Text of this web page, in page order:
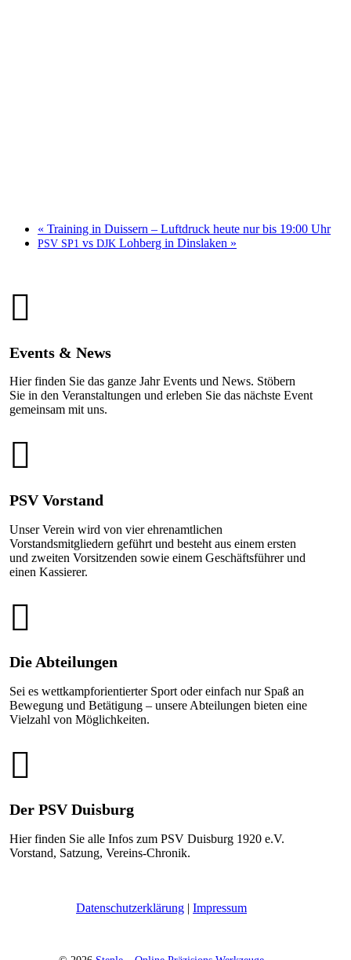
« Trai­ning in Duis­sern – Luft­druck heute nur bis 19:00 Uhr
PSV SP1 vs DJK Loh­berg in Dinslaken »
Events & News
Hier finden Sie das ganze Jahr Events und News. Stöbern
Sie in den Veranstaltungen und erleben Sie das nächste Event
gemeinsam mit uns.
PSV Vorstand
Unser Verein wird von vier ehrenamtlichen
Vorstandsmitgliedern geführt und besteht aus einem ersten
und zweiten Vorsitzenden sowie einem Geschäftsführer und
einen Kassierer.
Die Abteilungen
Sei es wettkampforientierter Sport oder einfach nur Spaß an
Bewegung und Betätigung – unsere Abteilungen bieten eine
Vielzahl von Möglichkeiten.
Der PSV Duisburg
Hier finden Sie alle Infos zum PSV Duisburg 1920 e.V.
Vorstand, Satzung, Vereins-Chronik.
Daten­schutz­er­klä­rung | Impres­sum